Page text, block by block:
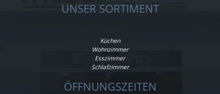
UNSER SORTIMENT
Küchen
Wohnzimmer
Esszimmer
Schlafzimmer
ÖFFNUNGSZEITEN